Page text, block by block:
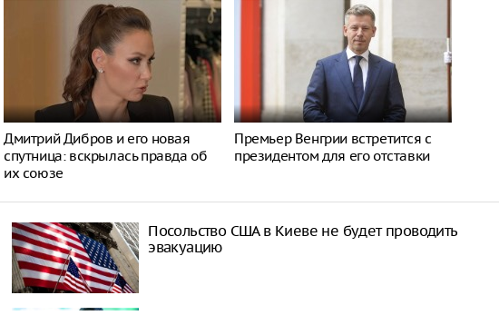
Дмитрий Дибров и его новая
спутница: вскрылась правда об
их союзе
Премьер Венгрии встретится с
президентом для его отставки
Посольство США в Киеве не будет проводить
эвакуацию